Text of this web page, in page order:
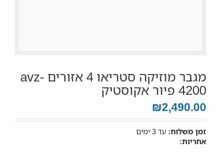
מגבר מוזיקה סטריאו 4 אזורים avz-
4200 פיור אקוסטיק
₪2,490.00
זמן משלוח: עד 3 ימים
אחריות: